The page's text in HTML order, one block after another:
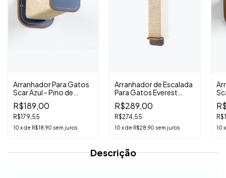
Arranhador Para Gatos
Scar Azul - Pino de
Parede
R$189,00
R$179,55
10 xde R$18,90 sem juros
Arranhador de Escalada
Para Gatos Everest
Preto
R$289,00
R$274,55
10 xde R$28,90 sem juros 10
Descrição